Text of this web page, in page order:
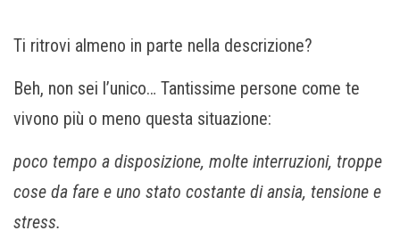
Ti ritrovi almeno in parte nella descrizione?
Beh, non sei l’unico… Tantissime persone come te
vivono più o meno questa situazione:
poco tempo a disposizione, molte interruzioni, troppe
cose da fare e uno stato costante di ansia, tensione e
stress.